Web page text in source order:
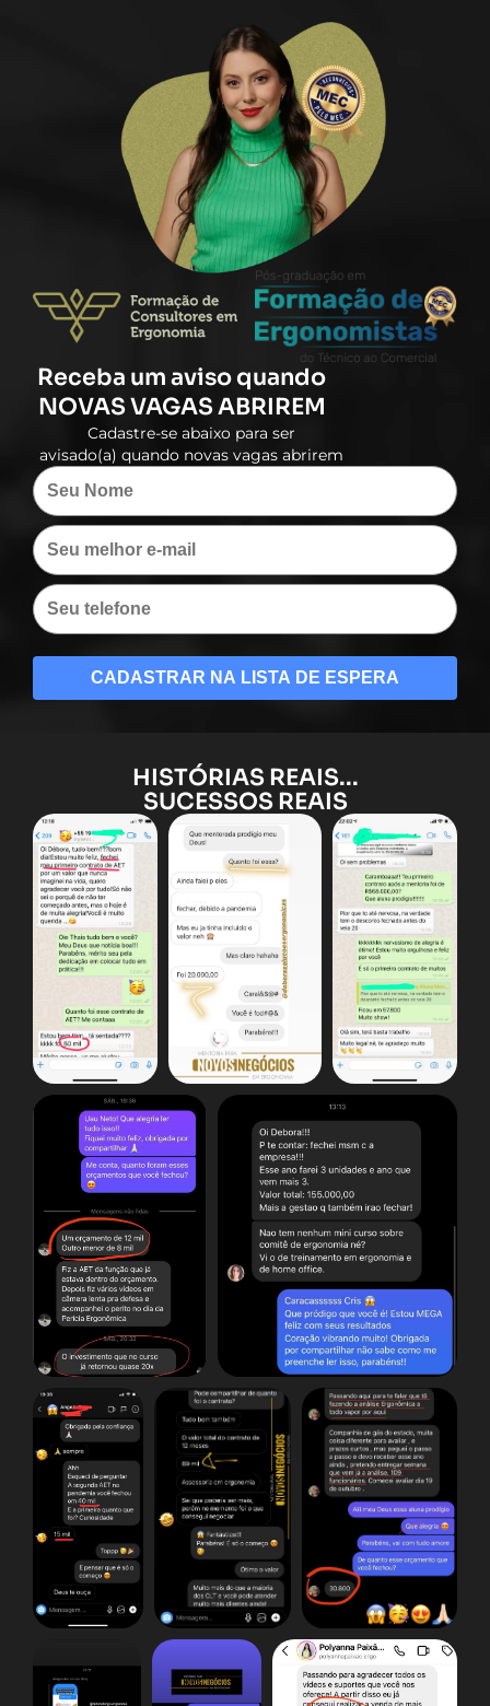
Receba um aviso quando
NOVAS VAGAS ABRIREM​
Cadastre-se abaixo para ser
avisado(a) quando novas vagas abrirem
CADASTRAR NA LISTA DE ESPERA
HISTÓRIAS REAIS...
SUCESSOS REAIS​